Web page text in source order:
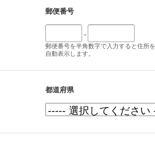
郵便番号
-
郵便番号を半角数字で入力すると住所
自動表示します。
都道府県